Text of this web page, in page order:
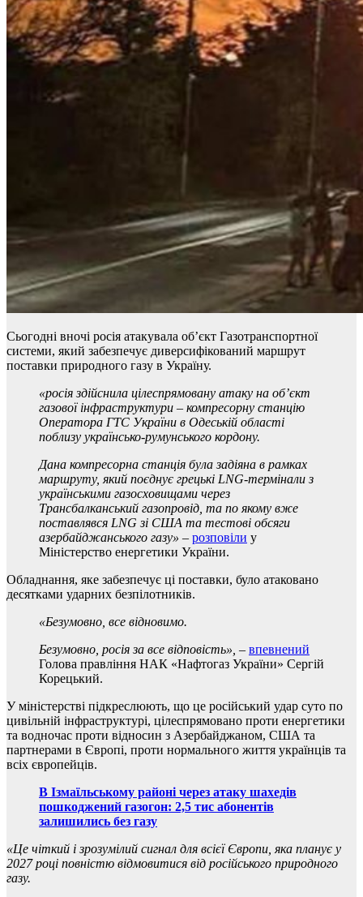
Сьогодні вночі росія атакувала обʼєкт Газотранспортної
системи, який забезпечує диверсифікований маршрут
поставки природного газу в Україну.
«росія здійснила цілеспрямовану атаку на об’єкт
газової інфраструктури – компресорну станцію
Оператора ГТС України в Одеській області
поблизу українсько-румунського кордону.
Дана компресорна станція була задіяна в рамках
маршруту, який поєднує грецькі LNG-термінали з
українськими газосховищами через
Трансбалканський газопровід, та по якому вже
поставлявся LNG зі США та тестові обсяги
азербайджанського газу» – розповіли у
Міністерство енергетики України.
Обладнання, яке забезпечує ці поставки, було атаковано
десятками ударних безпілотників.
«Безумовно, все відновимо.
Безумовно, росія за все відповість», – впевнений
Голова правління НАК «Нафтогаз України» Сергій
Корецький.
У міністерстві підкреслюють, що це російський удар суто по
цивільній інфраструктурі, цілеспрямовано проти енергетики
та водночас проти відносин з Азербайджаном, США та
партнерами в Європі, проти нормального життя українців та
всіх європейців.
В Ізмаїльському районі через атаку шахедів
пошкоджений газогон: 2,5 тис абонентів
залишились без газу
«Це чіткий і зрозумілий сигнал для всієї Європи, яка планує у
2027 році повністю відмовитися від російського природного
газу.